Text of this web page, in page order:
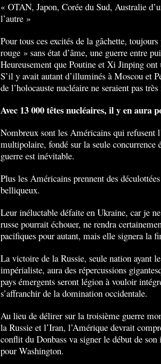
« OTAN, Japon, Corée du Sud, Australie
l’autre »
Pour tous ces excités de la gâchette,
rouge » sans état d’âme, une guerre entre
Heureusement que Poutine et Xi Jinping
S’il y avait autant d’illuminés à Moscou et
de l’holocauste nucléaire ne seraient pas
Avec 13 000 têtes nucléaires, il y en aura
Nombreux sont les Américains qui refusent
multipolaire, fondé sur la seule concurrence
guerre est inévitable.
Plus les Américains prennent des
belliqueux.
Leur inéluctable défaite en Ukraine, car je
russe pourrait échouer, ne rendra
pacifiques pour autant, mais elle signera la
La victoire de la Russie, seule nation ayant
impérialiste, aura des répercussions
pays émergents seront légion à vouloir
s’affranchir de la domination occidentale.
Au lieu de délirer sur la troisième guerre
la Russie et l’Iran, l’Amérique devrait
conflit du Donbass va signer le début de
pour Washington.